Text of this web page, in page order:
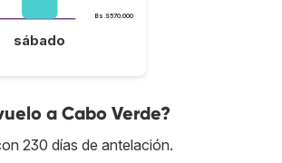
Bs.S570.000
sábado
a Cabo Verde?
230 días de antelación.